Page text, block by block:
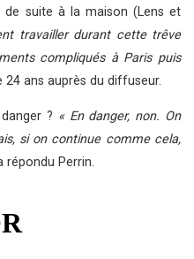
de suite à la maison (Lens et
travailler durant cette trêve
compliqués à Paris puis
24 ans auprès du diffuseur.
? « En danger, non. On
si on continue comme cela,
répondu Perrin.